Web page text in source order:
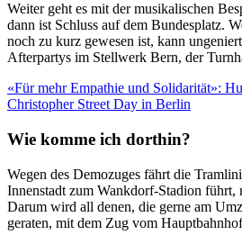
Weiter geht es mit der musikalischen
dann ist Schluss auf dem Bundesplatz.
noch zu kurz gewesen ist, kann
Afterpartys im Stellwerk Bern, der
«Für mehr Empathie und Solidarität»:
Christopher Street Day in Berlin
Wie komme ich dorthin?
Wegen des Demozuges fährt die
Innenstadt zum Wankdorf-Stadion führt,
Darum wird all denen, die gerne am
geraten, mit dem Zug vom